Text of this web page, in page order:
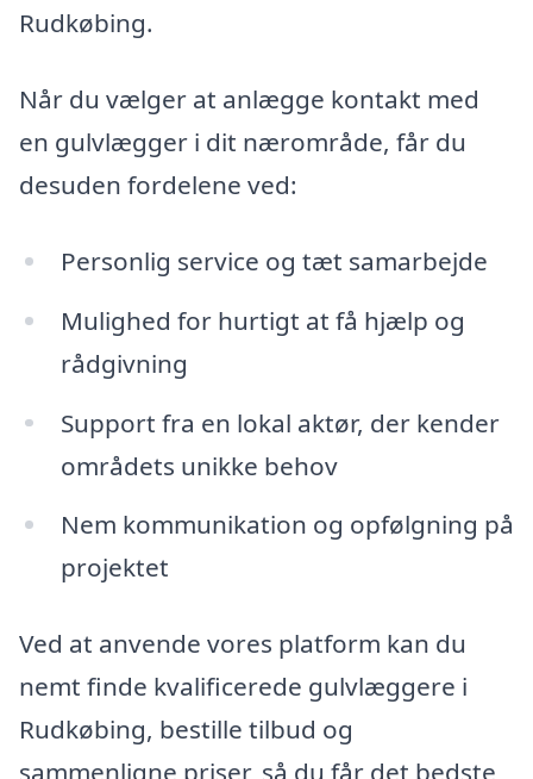
Rudkøbing.
Når du vælger at anlægge kontakt med
en gulvlægger i dit nærområde, får du
desuden fordelene ved:
Personlig service og tæt samarbejde
Mulighed for hurtigt at få hjælp og
rådgivning
Support fra en lokal aktør, der kender
områdets unikke behov
Nem kommunikation og opfølgning på
projektet
Ved at anvende vores platform kan du
nemt finde kvalificerede gulvlæggere i
Rudkøbing, bestille tilbud og
sammenligne priser, så du får det bedste